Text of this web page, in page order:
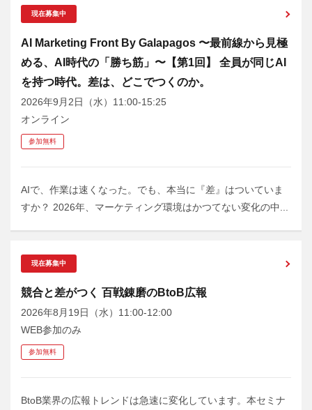
現在募集中
AI Marketing Front By Galapagos 〜最前線から見極
める、AI時代の「勝ち筋」〜【第1回】 全員が同じAI
を持つ時代。差は、どこでつくのか。
2026年9月2日（水）11:00-15:25
オンライン
参加無料
AIで、作業は速くなった。でも、本当に『差』はついていま
すか？ 2026年、マーケティング環境はかつてない変化の中...
現在募集中
競合と差がつく 百戦錬磨のBtoB広報
2026年8月19日（水）11:00-12:00
WEB参加のみ
参加無料
BtoB業界の広報トレンドは急速に変化しています。本セミナ